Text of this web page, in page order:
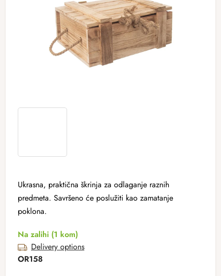
Ukrasna, praktična škrinja za odlaganje raznih
predmeta. Savršeno će poslužiti kao zamatanje
poklona.
Na zalihi (1 kom)
Delivery options
OR158